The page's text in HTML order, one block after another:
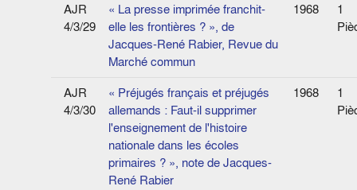
AJR
4/3/29
« La presse imprimée franchit-
elle les frontières ? », de
Jacques-René Rabier, Revue du
Marché commun
1968
1
AJR
4/3/30
« Préjugés français et préjugés
allemands : Faut-il supprimer
l'enseignement de l'histoire
nationale dans les écoles
primaires ? », note de Jacques-
René Rabier
1968
1